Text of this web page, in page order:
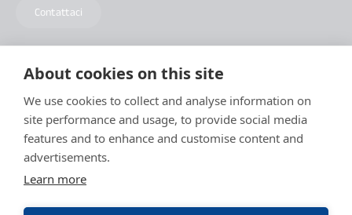
About cookies on this site
We use cookies to collect and analyse information on
site performance and usage, to provide social media
features and to enhance and customise content and
advertisements.
Learn more
Contattaci